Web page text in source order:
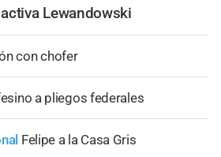
Lewandowski
con chofer
a pliegos federales
Felipe a la Casa Gris